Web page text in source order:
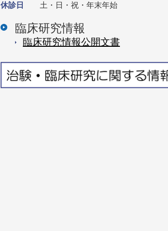
休診日 土・日・祝・年末年始
臨床研究情報
臨床研究情報公開⽂書